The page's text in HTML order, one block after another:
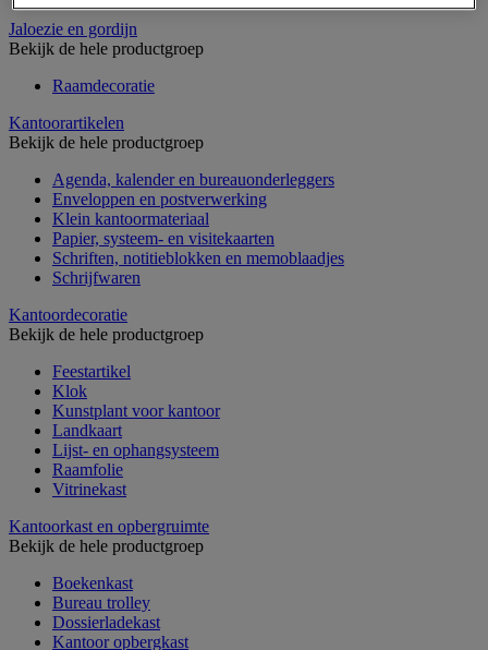
Jaloezie en gordijn
Bekijk de hele productgroep
Raamdecoratie
Kantoorartikelen
Bekijk de hele productgroep
Agenda, kalender en bureauonderleggers
Enveloppen en postverwerking
Klein kantoormateriaal
Papier, systeem- en visitekaarten
Schriften, notitieblokken en memoblaadjes
Schrijfwaren
Kantoordecoratie
Bekijk de hele productgroep
Feestartikel
Klok
Kunstplant voor kantoor
Landkaart
Lijst- en ophangsysteem
Raamfolie
Vitrinekast
Kantoorkast en opbergruimte
Bekijk de hele productgroep
Boekenkast
Bureau trolley
Dossierladekast
Kantoor opbergkast